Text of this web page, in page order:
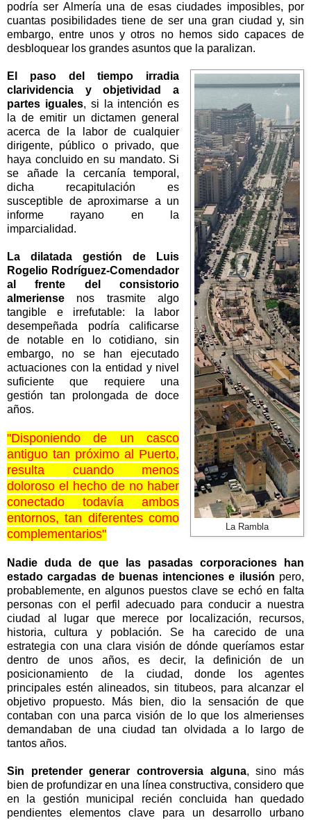
podría ser Almería una de esas ciudades imposibles, por
cuantas posibilidades tiene de ser una gran ciudad y, sin
embargo, entre unos y otros no hemos sido capaces de
desbloquear los grandes asuntos que la paralizan.
La Rambla
El paso del tiempo irradia
clarividencia y objetividad a
partes iguales, si la intención es
la de emitir un dictamen general
acerca de la labor de cualquier
dirigente, público o privado, que
haya concluido en su mandato. Si
se añade la cercanía temporal,
dicha recapitulación es
susceptible de aproximarse a un
informe rayano en la
imparcialidad.
La dilatada gestión de Luis
Rogelio Rodríguez-Comendador
al frente del consistorio
almeriense nos trasmite algo
tangible e irrefutable: la labor
desempeñada podría calificarse
de notable en lo cotidiano, sin
embargo, no se han ejecutado
actuaciones con la entidad y nivel
suficiente que requiere una
gestión tan prolongada de doce
años.
"Disponiendo de un casco
antiguo tan próximo al Puerto,
resulta cuando menos
doloroso el hecho de no haber
conectado todavía ambos
entornos, tan diferentes como
complementarios"
Nadie duda de que las pasadas corporaciones han
estado cargadas de buenas intenciones e ilusión pero,
probablemente, en algunos puestos clave se echó en falta
personas con el perfil adecuado para conducir a nuestra
ciudad al lugar que merece por localización, recursos,
historia, cultura y población. Se ha carecido de una
estrategia con una clara visión de dónde queríamos estar
dentro de unos años, es decir, la definición de un
posicionamiento de la ciudad, donde los agentes
principales estén alineados, sin titubeos, para alcanzar el
objetivo propuesto. Más bien, dio la sensación de que
contaban con una parca visión de lo que los almerienses
demandaban de una ciudad tan olvidada a lo largo de
tantos años.
Sin pretender generar controversia alguna, sino más
bien de profundizar en una línea constructiva, considero que
en la gestión municipal recién concluida han quedado
pendientes elementos clave para un desarrollo urbano